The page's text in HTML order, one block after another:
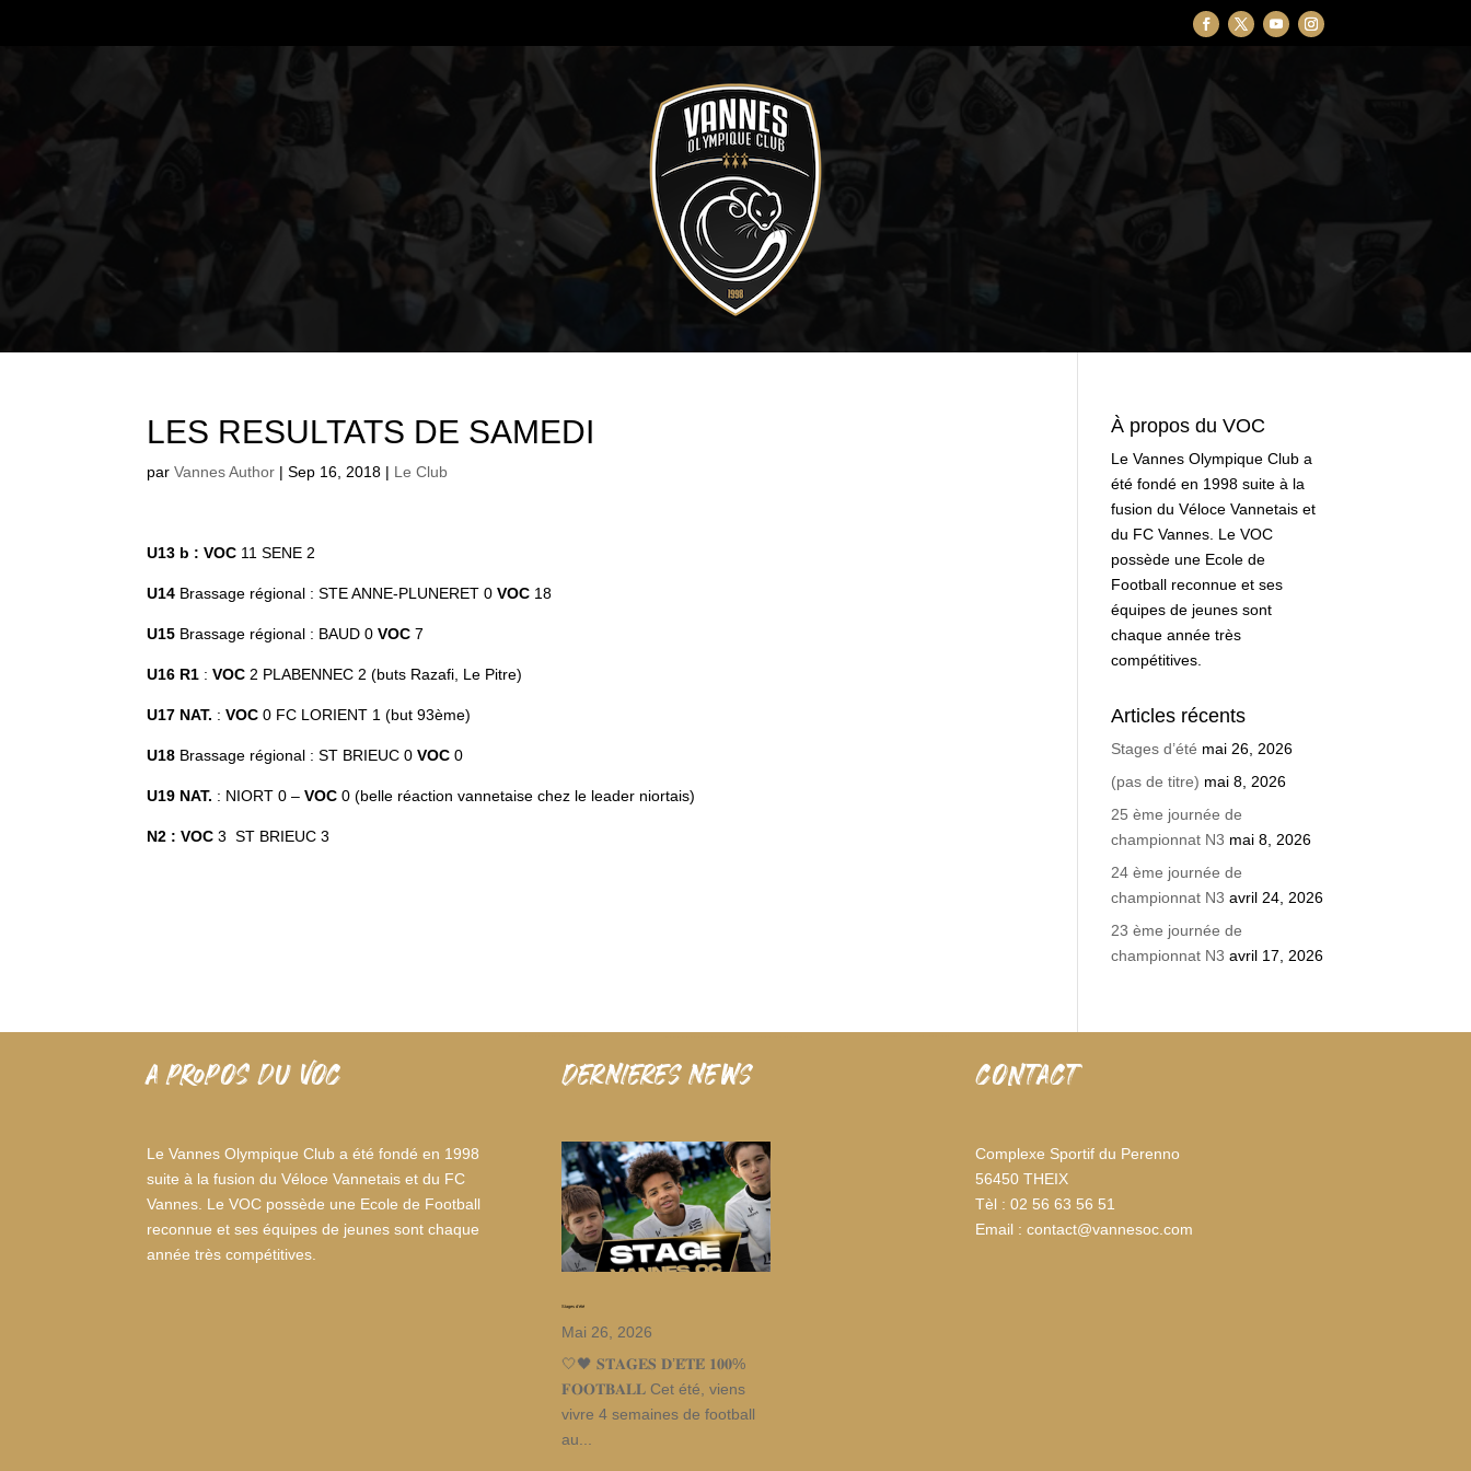
LES RESULTATS DE SAMEDI
parVannes Author |Sep 16, 2018 | Le Club
U13 b : VOC 11 SENE 2
U14 Brassage régional : STE ANNE-PLUNERET 0VOC 18
U15 Brassage régional : BAUD 0VOC 7
U16 R1 :VOC 2 PLABENNEC 2 (buts Razafi, Le Pitre)
U17 NAT. :VOC 0 FC LORIENT 1 (but 93ème)
U18 Brassage régional : ST BRIEUC 0VOC 0
U19 NAT. : NIORT 0 –VOC 0 (belle réaction vannetaise chez le leader niortais)
N2 : VOC 3 ST BRIEUC 3
À propos du VOC
Le Vannes Olympique Club a
été fondé en 1998 suite à la
fusion du Véloce Vannetais et
du FC Vannes. Le VOC
possède une Ecole de
Football reconnue et ses
équipes de jeunes sont
chaque année très
compétitives.
Articles récents
Stages d’été mai 26, 2026
(pas de titre) mai 8, 2026
25 ème journée de
championnat N3 mai 8, 2026
24 ème journée de
championnat N3 avril 24, 2026
23 ème journée de
championnat N3 avril 17, 2026
A PROPOS DU VOC
Le Vannes Olympique Club a été fondé en 1998
suite à la fusion du Véloce Vannetais et du FC
Vannes. Le VOC possède une Ecole de Football
reconnue et ses équipes de jeunes sont chaque
année très compétitives.
dernieres news
Stages d’été
Mai 26, 2026
🤍🖤 𝐒𝐓𝐀𝐆𝐄𝐒 𝐃’𝐄́𝐓𝐄́ 𝟏𝟎𝟎%
𝐅𝐎𝐎𝐓𝐁𝐀𝐋𝐋 Cet été, viens
vivre 4 semaines de football
au...
CONTACT
Complexe Sportif du Perenno
56450 THEIX
Tèl : 02 56 63 56 51
Email : contact@vannesoc.com